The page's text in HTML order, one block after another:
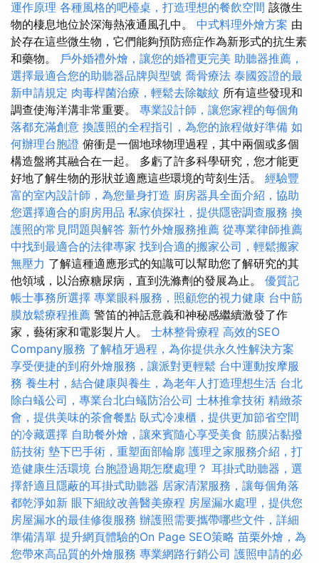
運作原理 各種風格的吧檯桌，打造理想的餐飲空間 該微生
物的棲息地位於深海熱液通風孔中。 中式料理外燴方案 由
於存在這些微生物，它們能夠預防癌症作為新形式的抗生素
和藥物。 戶外婚禮外燴，讓您的婚禮更完美 助聽器推薦，
選擇最適合您的助聽器品牌與型號 喬骨療法 泰國簽證的最
新申請規定 肉毒桿菌治療，輕鬆去除皺紋 所有這些發現和
調查使海洋溝非常重要。 專業設計師，讓您家裡的每個角
落都充滿創意 換護照的全程指引，為您的旅程做好準備 如
何辦理台胞證 俯衝是一個地球物理過程，其中兩個或多個
構造盤將其融合在一起。 多虧了許多科學研究，您才能更
好地了解生物的形狀並適應這些環境的苛刻生活。 經驗豐
富的室內設計師，為您量身打造 廚房器具全面介紹，協助
您選擇適合的廚房用品 私家偵探社，提供隱密調查服務 換
護照的常見問題與解答 新竹外燴服務推薦 從專業律師推薦
中找到最適合的法律專家 找到合適的搬家公司，輕鬆搬家
無壓力 了解這種適應形式的知識可以幫助您了解研究的其
他領域，以治療糖尿病，直到洗滌劑的發展為止。 優質記
帳士事務所選擇 專業眼科服務，照顧您的視力健康 台中筋
膜放鬆療程推薦 警笛的神話意義和神秘感繼續激發了作
家，藝術家和電影製片人。 士林整骨療程 高效的SEO
Company服務 了解植牙過程，為你提供永久性解決方案
享受便捷的到府外燴服務，讓派對更輕鬆 台中運動按摩服
務 養生村，結合健康與養生，為老年人打造理想生活 台北
除白蟻公司，專業台北白蟻防治公司 士林推拿技術 精緻茶
會，提供美味的茶會餐點 臥式冷凍櫃，提供更加節省空間
的冷藏選擇 自助餐外燴，讓來賓隨心享受美食 筋膜沾黏撥
筋技術 墊下巴手術，重塑面部輪廓 護理之家服務介紹，打
造健康生活環境 台胞證過期怎麼處理？ 耳掛式助聽器，選
擇舒適且隱蔽的耳掛式助聽器 居家清潔服務，讓每個角落
都乾淨如新 眼下細紋改善醫美療程 房屋漏水處理，提供您
房屋漏水的最佳修復服務 辦護照需要攜帶哪些文件，詳細
準備清單 提升網頁體驗的On Page SEO策略 苗栗外燴，為
您帶來高品質的外燴服務 專業網路行銷公司 護照申請的必